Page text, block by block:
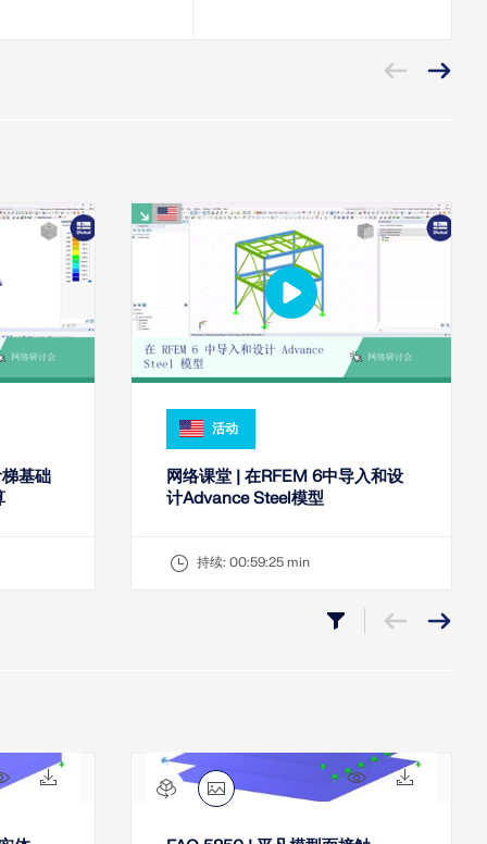
基础
活动
网络课堂 | 在RFEM 6中导入和设
计Advance Steel模型
持续: 00:59:25 min
24x 23x